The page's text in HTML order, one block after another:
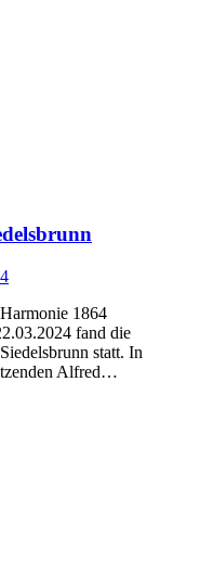
1864
fand die
statt. In
Alfred…